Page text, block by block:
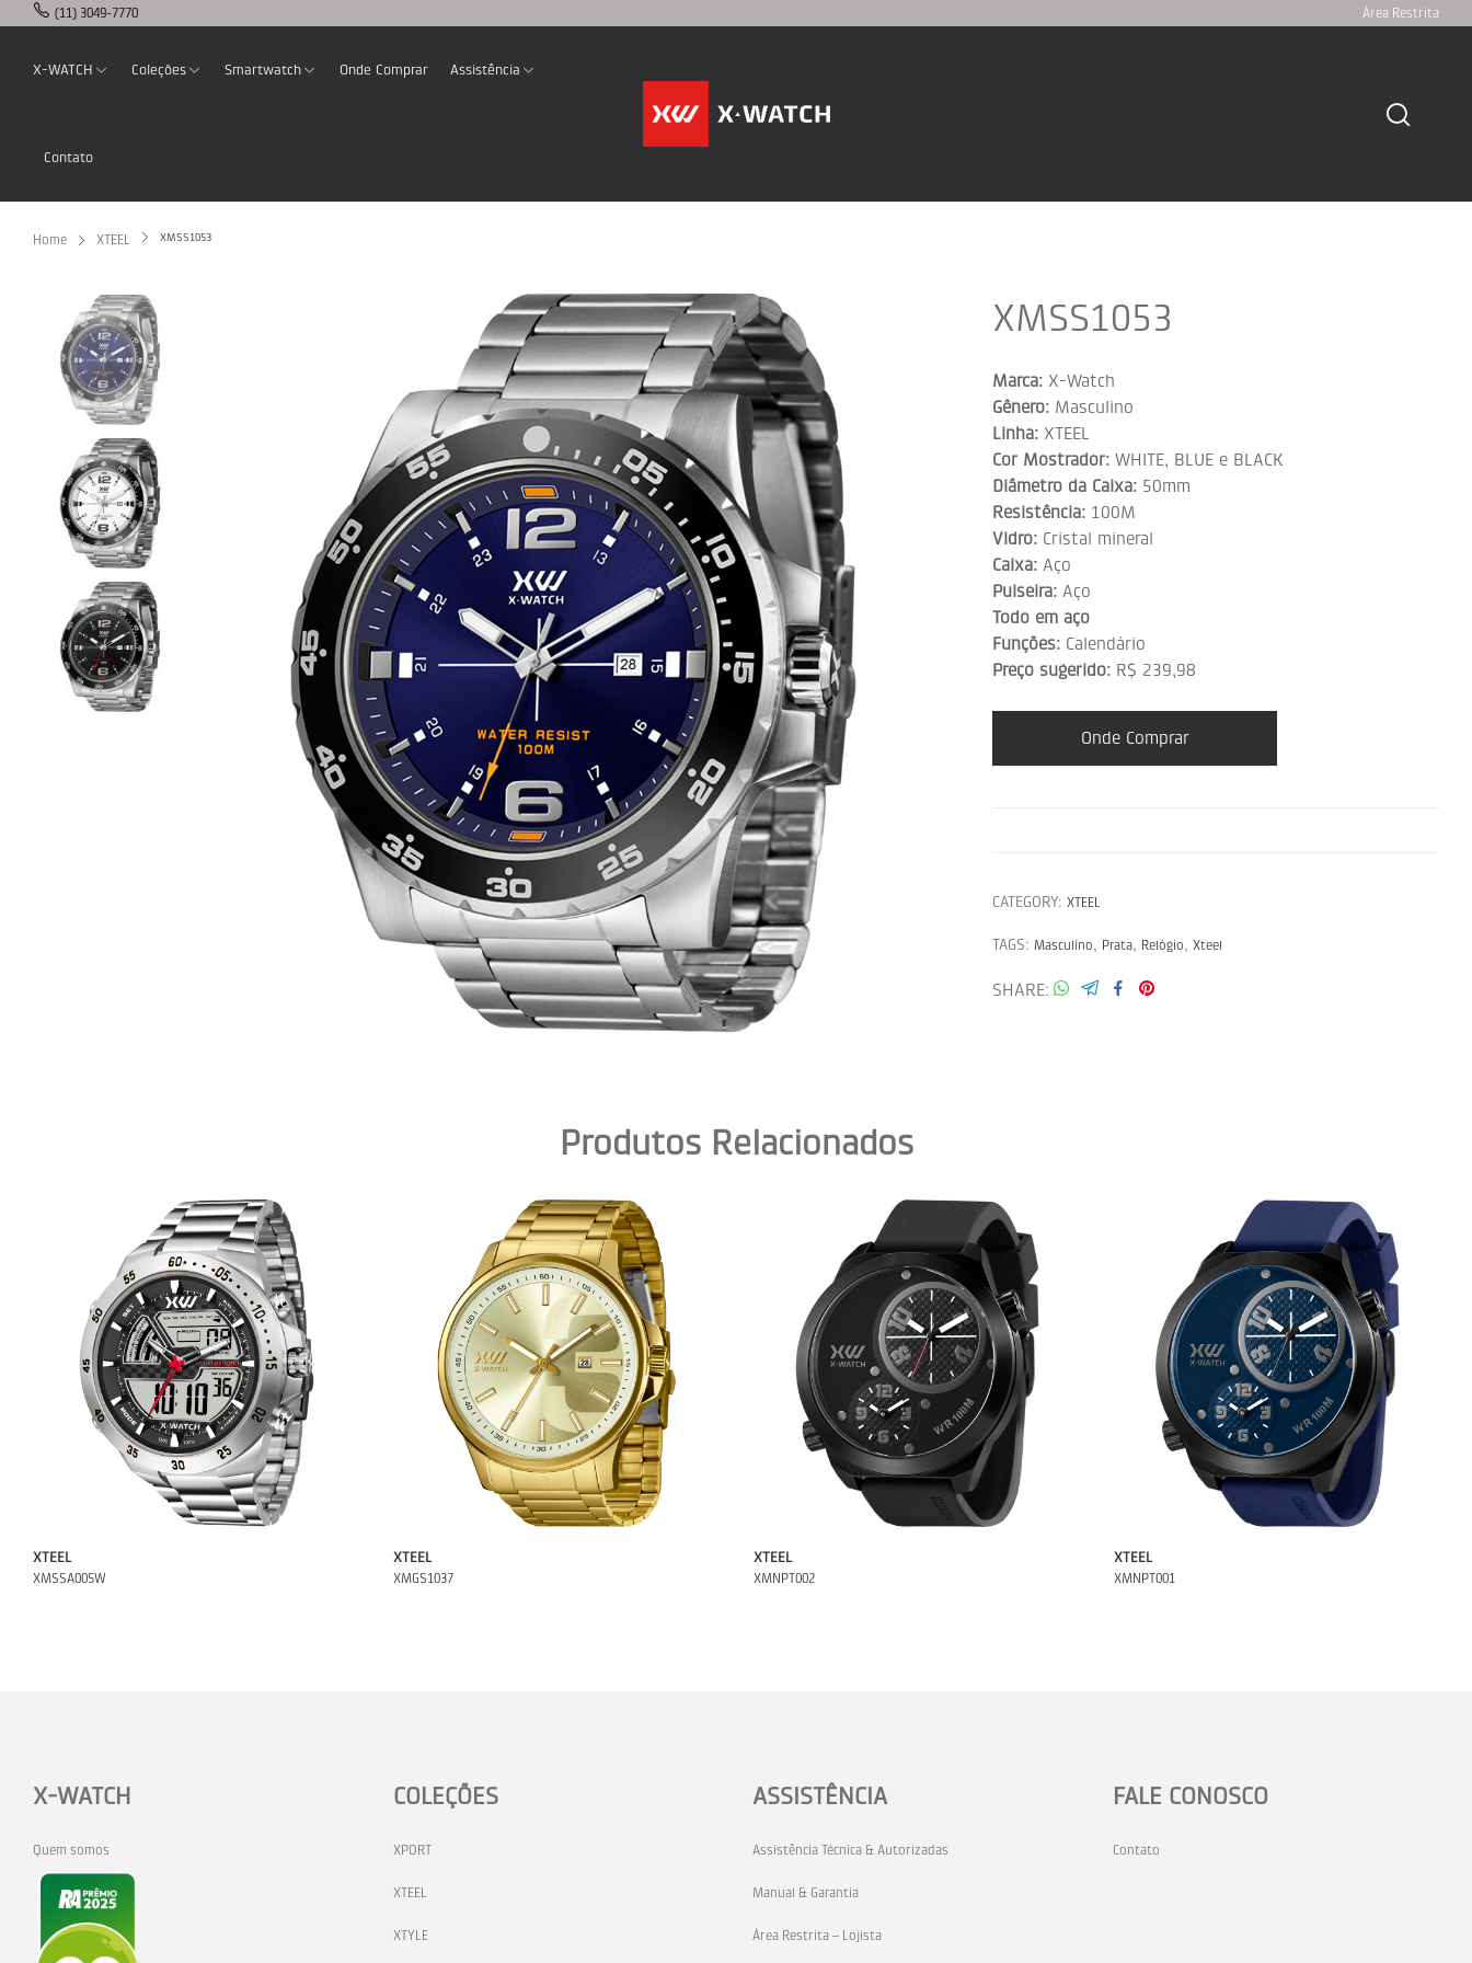
(11) 3049-7770 Área Restrita
X-WATCH Coleções Smartwatch Onde Comprar Assistência
Contato
Home XTEEL XMSS1053
XMSS1053
Marca: X-Watch
Gênero: Masculino
Linha: XTEEL
Cor Mostrador: WHITE, BLUE e BLACK
Diâmetro da Caixa: 50mm
Resistência: 100M
Vidro: Cristal mineral
Caixa: Aço
Pulseira: Aço
Todo em aço
Funções: Calendário
Preço sugerido: R$ 239,98
Onde Comprar
CATEGORY: XTEEL
TAGS: Masculino, Prata, Relógio, Xteel
SHARE
Produtos Relacionados
XTEEL
XMSSA005W
XTEEL
XMGS1037
XTEEL
XMNPT002
XTEEL
XMNPT001
X-WATCH
Quem somos
COLEÇÕES
XPORT
XTEEL
XTYLE
ASSISTÊNCIA
Assistência Técnica & Autorizadas
Manual & Garantia
Área Restrita – Lojista
FALE CONOSCO
Contato